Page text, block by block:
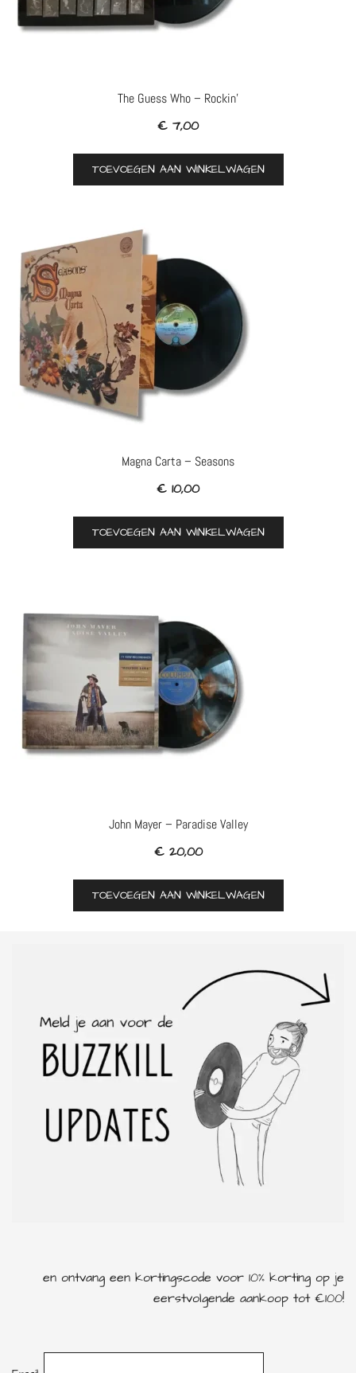
The Guess Who – Rockin’
€ 7,00
TOEVOEGEN AAN WINKELWAGEN
Magna Carta – Seasons
€ 10,00
TOEVOEGEN AAN WINKELWAGEN
John Mayer – Paradise Valley
€20,00
TOEVOEGEN AAN WINKELWAGEN
en ontvang een kortingscode voor 10% korting op je
eerstvolgende aankoop tot €100!